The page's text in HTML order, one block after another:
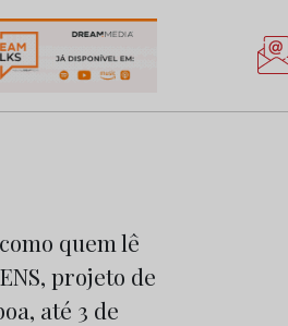
quem lê
projeto de
até 3 de